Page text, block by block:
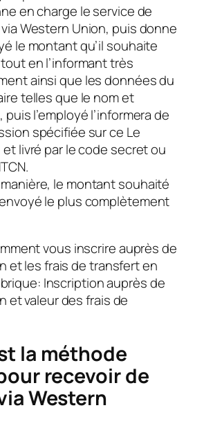
en charge le service de
Western Union, puis donne
le montant qu’il souhaite
en l’informant très
ainsi que les données du
telles que le nom et
puis l’employé l’informera de
spécifiée sur ce Le
livré par le code secret ou
le montant souhaité
le plus complètement
vous inscrire auprès de
et les frais de transfert en
Inscription auprès de
et valeur des frais de
la méthode
recevoir de
Western